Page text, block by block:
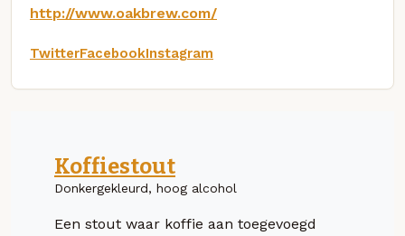
http://www.oakbrew.com/
TwitterFacebookInstagram
Koffiestout
Donkergekleurd, hoog alcohol
Een stout waar koffie aan toegevoegd